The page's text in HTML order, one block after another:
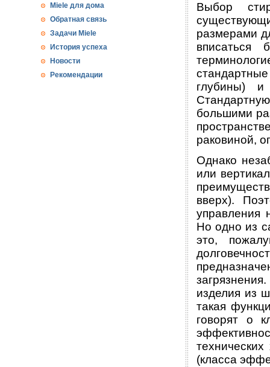
Miele для дома
Обратная связь
Задачи Miele
История успеха
Новости
Рекомендации
Выбор
размерами
вписаться
глубины) и
большими
раковиной,
Однако
или
вверх).
управления
Но одно из
это,
изделия из
такая
говорят о
(класса